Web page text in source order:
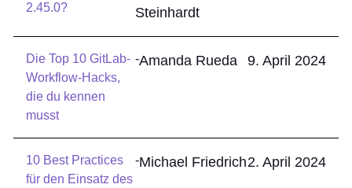
2.45.0?
Steinhardt
Die Top 10 GitLab-
Workflow-Hacks,
die du kennen
musst
-Amanda Rueda 9. April 2024
10 Best Practices
für den Einsatz des
-Michael Friedrich2. April 2024